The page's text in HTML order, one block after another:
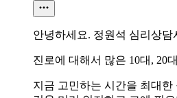
안녕하세요. 정원석 심리상담
진로에 대해서 많은 10대, 20
지금 고민하는 시간을 최대